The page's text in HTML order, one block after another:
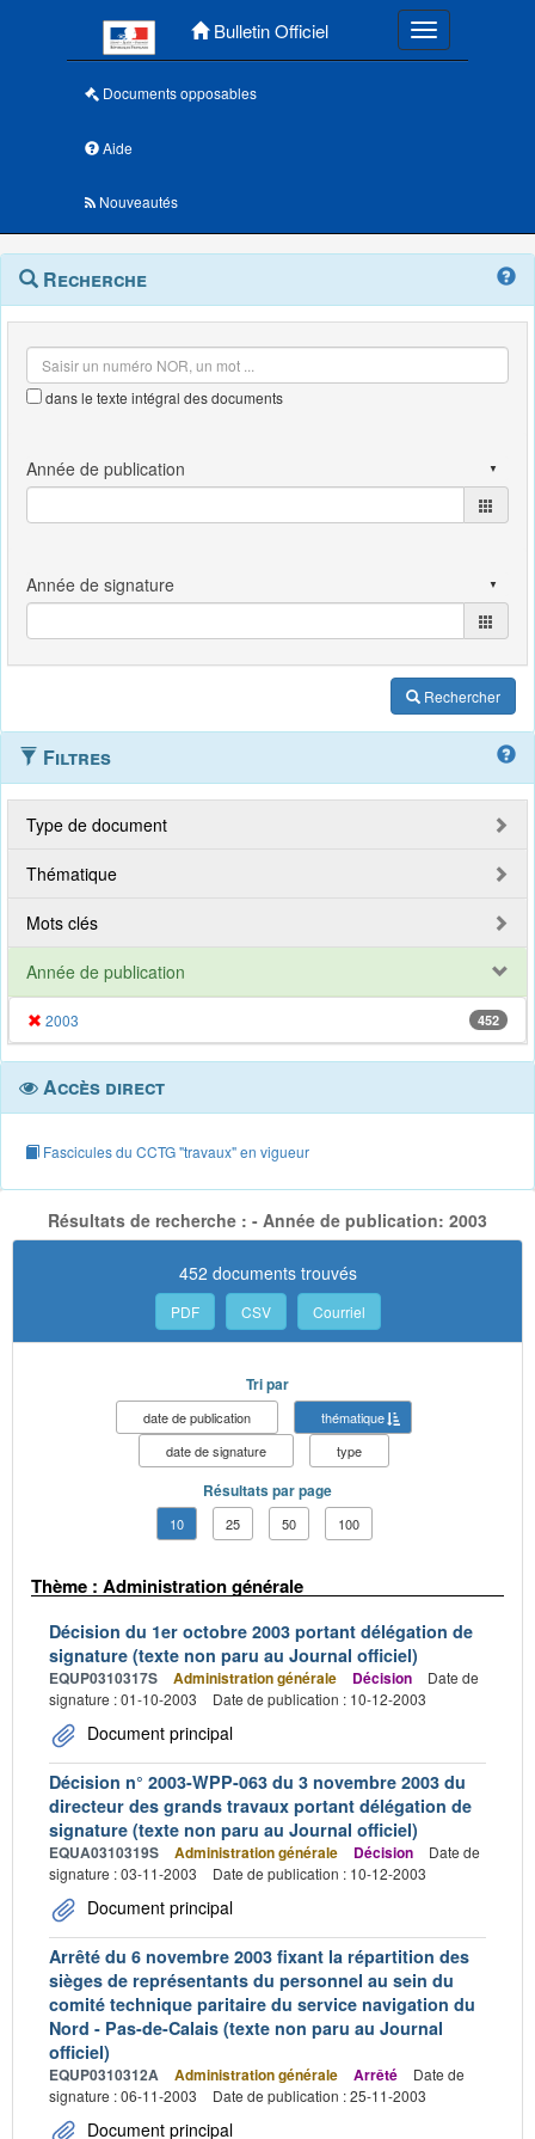
Bulletin Officiel Toggle
Documents opposables
Aide
Nouveautés
Navigation
outils
Menu
contextuel
Recherche
dans le texte intégral des documents
Rechercher
Filtres
Type de document
Thématique
Mots clés
Année de publication
2003 452
Accès direct
Fascicules du CCTG "travaux" en vigueur
Résultats de recherche : - Année de publication: 2003
452 documents trouvés
PDF CSV Courriel
Tri par
date de publication
thématique
date de signature
type
Résultats par page
10 25 50 100
Thème : Administration générale
Décision du 1er octobre 2003 portant délégation de
signature (texte non paru au Journal officiel)
EQUP0310317S Administration générale Décision
Date de
signature : 01-10-2003
Date de publication : 10-12-2003
Document principal
Décision n° 2003-WPP-063 du 3 novembre 2003 du
directeur des grands travaux portant délégation de
signature (texte non paru au Journal officiel)
EQUA0310319S Administration générale Décision
Date de
signature : 03-11-2003
Date de publication : 10-12-2003
Document principal
Arrêté du 6 novembre 2003 fixant la répartition des
sièges de représentants du personnel au sein du
comité technique paritaire du service navigation du
Nord - Pas-de-Calais (texte non paru au Journal
officiel)
EQUP0310312A Administration générale Arrêté
Date de
signature : 06-11-2003
Date de publication : 25-11-2003
Document principal